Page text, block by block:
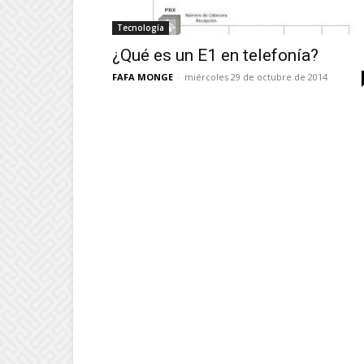
Tecnología
¿Qué es un E1 en telefonía?
FAFA MONGE - miércoles 29 de octubre de 2014